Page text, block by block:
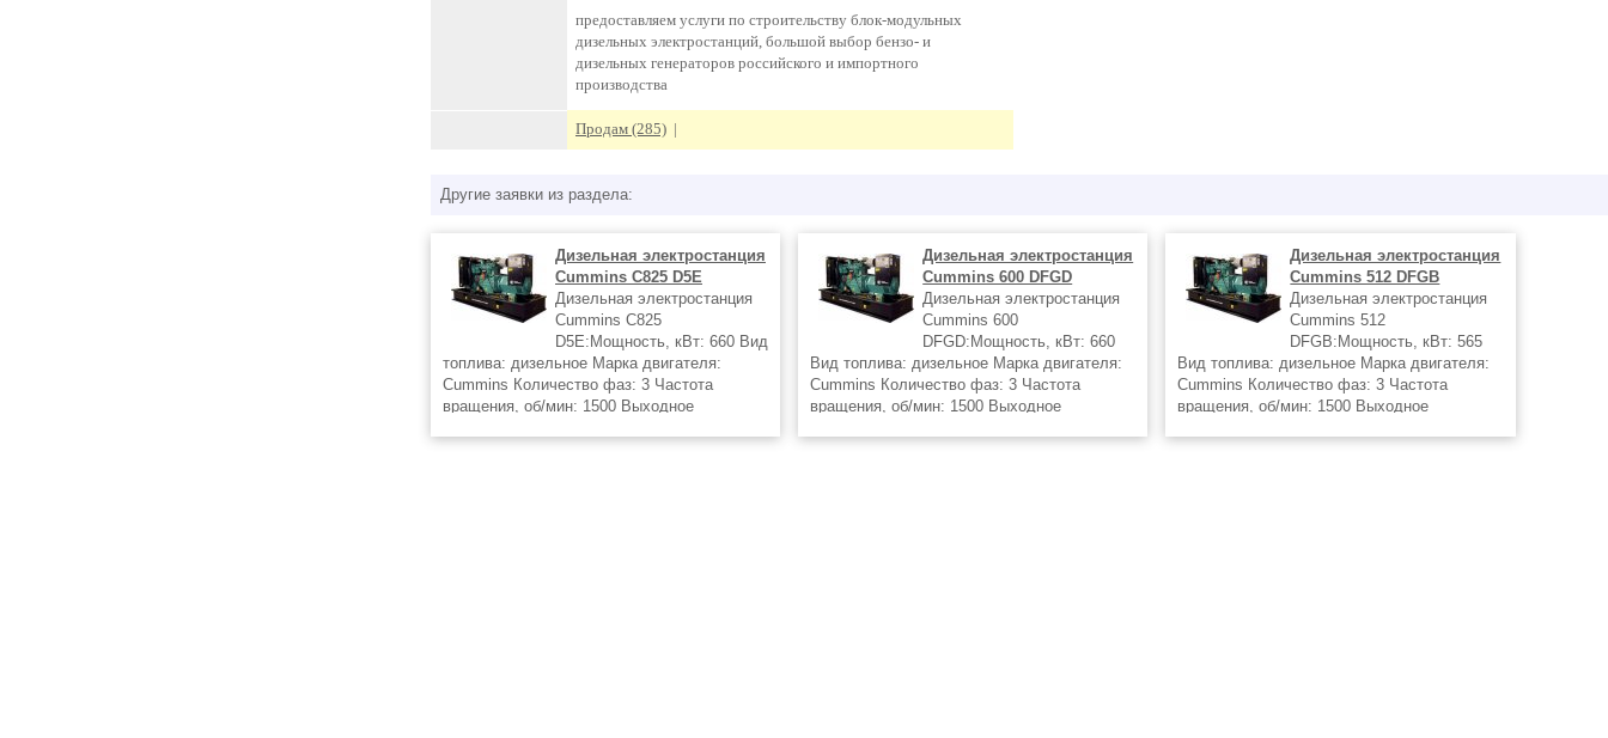
предоставляем услуги по строительству блок-модульных
дизельных электростанций, большой выбор бензо- и
дизельных генераторов российского и импортного
производства
Продам (285) |
Другие заявки из раздела:
Дизельная электростанция
Cummins C825 D5E
Дизельная электростанция
Cummins C825
D5E:Мощность, кВт: 660 Вид
топлива: дизельное Марка двигателя:
Cummins Количество фаз: 3 Частота
вращения, об/мин: 1500 Выходное
Дизельная электростанция
Cummins 600 DFGD
Дизельная электростанция
Cummins 600
DFGD:Мощность, кВт: 660
Вид топлива: дизельное Марка двигателя:
Cummins Количество фаз: 3 Частота
вращения, об/мин: 1500 Выходное
Дизельная электростанция
Cummins 512 DFGB
Дизельная электростанция
Cummins 512
DFGB:Мощность, кВт: 565
Вид топлива: дизельное Марка двигателя:
Cummins Количество фаз: 3 Частота
вращения, об/мин: 1500 Выходное